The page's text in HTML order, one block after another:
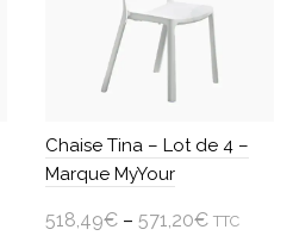
peuvent
sur
la
page
du
Chaise Tina – Lot de 4 –
Marque MyYour
518,49€ – 571,20€ TTC